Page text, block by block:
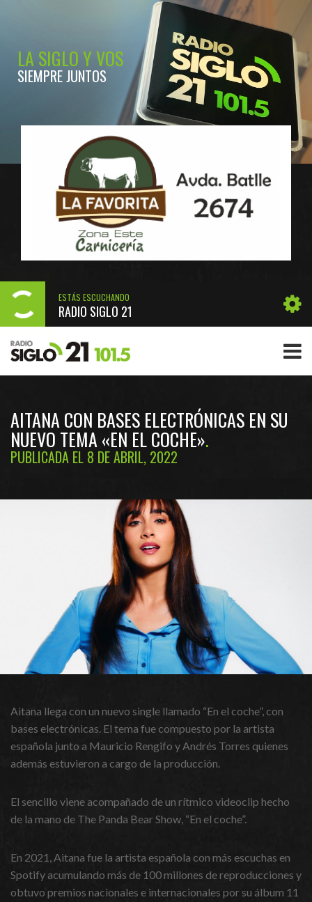
LA SIGLO Y VOS
SIEMPRE JUNTOS
ESTÁS ESCUCHANDO
RADIO SIGLO 21
AITANA CON BASES ELECTRÓNICAS EN SU
NUEVO TEMA «EN EL COCHE»
PUBLICADA EL 8 DE ABRIL, 2022
Aitana llega con un nuevo single llamado “En el coche”, con
bases electrónicas. El tema fue compuesto por la artista
española junto a Mauricio Rengifo y Andrés Torres quienes
además estuvieron a cargo de la producción.
El sencillo viene acompañado de un rítmico videoclip hecho
de la mano de The Panda Bear Show, “En el coche”.
En 2021, Aitana fue la artista española con más escuchas en
Spotify acumulando más de 100 millones de reproducciones y
obtuvo premios nacionales e internacionales por su álbum 11